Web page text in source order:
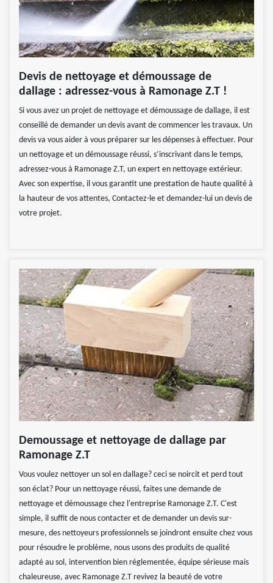
Devis de nettoyage et démoussage de
dallage : adressez-vous à Ramonage Z.T !
Si vous avez un projet de nettoyage et démoussage de dallage, il est
conseillé de demander un devis avant de commencer les travaux. Un
devis va vous aider à vous préparer sur les dépenses à effectuer. Pour
un nettoyage et un démoussage réussi, s’inscrivant dans le temps,
adressez-vous à Ramonage Z.T, un expert en nettoyage extérieur.
Avec son expertise, il vous garantit une prestation de haute qualité à
la hauteur de vos attentes, Contactez-le et demandez-lui un devis de
votre projet.
Demoussage et nettoyage de dallage par
Ramonage Z.T
Vous voulez nettoyer un sol en dallage? ceci se noircit et perd tout
son éclat? Pour un nettoyage réussi, faites une demande de
nettoyage et démoussage chez l'entreprise Ramonage Z.T. C'est
simple, il suffit de nous contacter et de demander un devis sur-
mesure, des nettoyeurs professionnels se joindront ensuite chez vous
pour résoudre le problème, nous usons des produits de qualité
adapté au sol, intervention bien réglementée, équipe sérieuse mais
chaleureuse, avec Ramonage Z.T revivez la beauté de votre